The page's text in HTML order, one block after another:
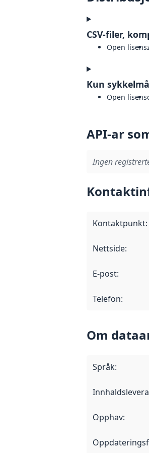
CSV-filer,
Open lisens
Kun
Open lisens
API-ar
Ingen
Kontaktpunkt:
Nettside:
E-post:
Telefon:
Om
Språk:
Opphav: